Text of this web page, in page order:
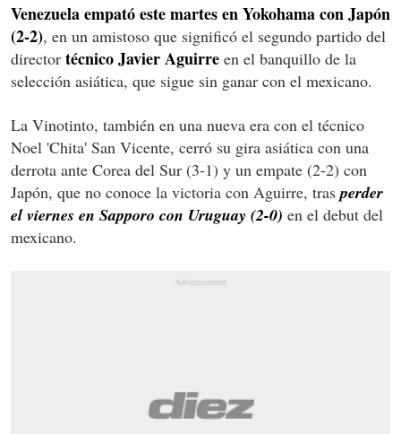
Venezuela empató este martes en Yokohama con Japón
(2-2), en un amistoso que significó el segundo partido del
director técnico Javier Aguirre en el banquillo de la
selección asiática, que sigue sin ganar con el mexicano.
La Vinotinto, también en una nueva era con el técnico
Noel 'Chita' San Vicente, cerró su gira asiática con una
derrota ante Corea del Sur (3-1) y un empate (2-2) con
Japón, que no conoce la victoria con Aguirre, tras perder
el viernes en Sapporo con Uruguay (2-0) en el debut del
mexicano.